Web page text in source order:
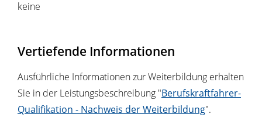
keine
Vertiefende Informationen
Ausführliche Informationen zur Weiterbildung erhalten
Sie in der Leistungsbeschreibung "Berufskraftfahrer-
Qualifikation - Nachweis der Weiterbildung".